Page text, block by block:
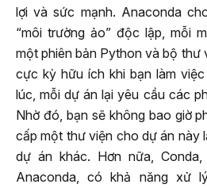
lợi và sức mạnh. Anaconda
“môi trường ảo” độc lập, mỗi
một phiên bản Python và bộ thư
cực kỳ hữu ích khi bạn làm
lúc, mỗi dự án lại yêu cầu các
Nhờ đó, bạn sẽ không bao giờ
cấp một thư viện cho dự án này
dự án khác. Hơn nữa,
Anaconda, có khả năng xử